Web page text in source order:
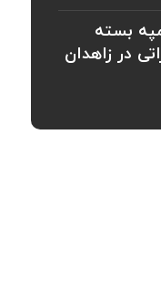
بسته
در زاهدان